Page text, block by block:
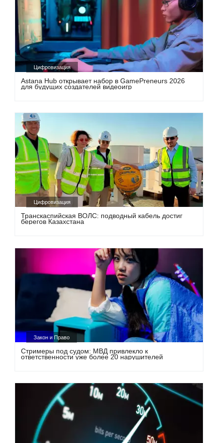
Цифровизация
Astana Hub открывает набор в GamePreneurs 2026
для будущих создателей видеоигр
Цифровизация
Транскаспийская ВОЛС: подводный кабель достиг
берегов Казахстана
Закон и Право
Стримеры под судом: МВД привлекло к
ответственности уже более 20 нарушителей